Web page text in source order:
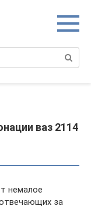
ваз 2114
немалое
за